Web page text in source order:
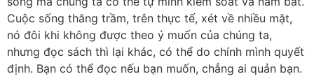
Cuộc sống thăng trầm, trên thực tế, xét về nhiều mặt,
nó đôi khi không được theo ý muốn của chúng ta,
nhưng đọc sách thì lại khác, có thể do chính mình quyết
định. Bạn có thể đọc nếu bạn muốn, chẳng ai quản bạn.